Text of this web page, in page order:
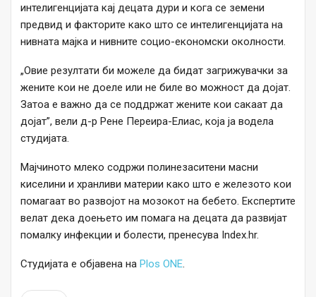
интелигенцијата кај децата дури и кога се земени
предвид и факторите како што се интелигенцијата на
нивната мајка и нивните социо-економски околности.
„Овие резултати би можеле да бидат загрижувачки за
жените кои не доеле или не биле во можност да дојат.
Затоа е важно да се поддржат жените кои сакаат да
дојат”, вели д-р Рене Переира-Елиас, која ја водела
студијата.
Мајчиното млеко содржи полинезаситени масни
киселини и хранливи материи како што е железото кои
помагаат во развојот на мозокот на бебето. Експертите
велат дека доењето им помага на децата да развијат
помалку инфекции и болести, пренесува Index.hr.
Студијата е објавена на Plos ONE.